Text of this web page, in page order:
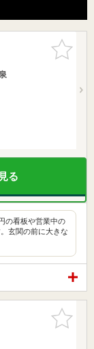
お気に入
りに追加
る
の看板や営業中の
玄関の前に大きな
お気に入
りに追加